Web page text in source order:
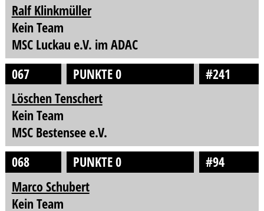
Ralf Klinkmüller
Kein Team
MSC Luckau e.V. im ADAC
067
PUNKTE 0
#241
Löschen Tenschert
Kein Team
MSC Bestensee e.V.
068
PUNKTE 0
#94
Marco Schubert
Kein Team